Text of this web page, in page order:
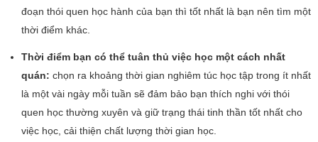
đoạn thói quen học hành của bạn thì tốt nhất là bạn nên tìm một
thời điểm khác.
Thời điểm bạn có thể tuân thủ việc học một cách nhất
quán: chọn ra khoảng thời gian nghiêm túc học tập trong ít nhất
là một vài ngày mỗi tuần sẽ đảm bảo bạn thích nghi với thói
quen học thường xuyên và giữ trạng thái tinh thần tốt nhất cho
việc học, cải thiện chất lượng thời gian học.